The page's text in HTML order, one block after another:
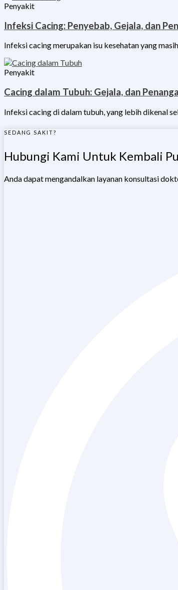
Penyakit
Infeksi Cacing: Penyebab, Gejala, dan
Infeksi cacing merupakan isu kesehatan yang
Penyakit
Cacing dalam Tubuh: Gejala, dan
Infeksi cacing di dalam tubuh, yang lebih dikenal
SEDANG SAKIT?
Hubungi Kami Untuk Kembali
Anda dapat mengandalkan layanan konsultasi